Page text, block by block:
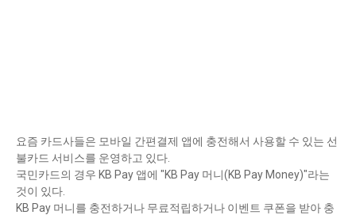
요즘 카드사들은 모바일 간편결제 앱에 충전해서 사용할 수 있는 선
불카드 서비스를 운영하고 있다.
국민카드의 경우 KB Pay 앱에 "KB Pay 머니(KB Pay Money)"라는
것이 있다.
KB Pay 머니를 충전하거나 무료적립하거나 이벤트 쿠폰을 받아 충